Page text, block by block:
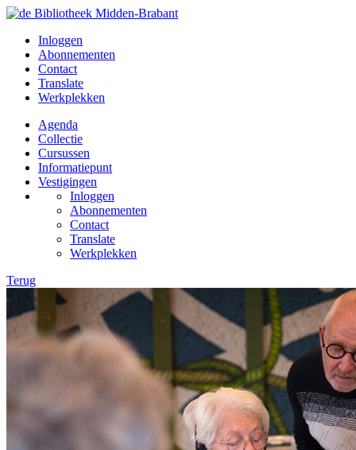
Inloggen
Abonnementen
Contact
Translate
Werkplekken
Agenda
Collectie
Cursussen
Informatiepunt
Vestigingen
Inloggen
Abonnementen
Contact
Translate
Werkplekken
Terug